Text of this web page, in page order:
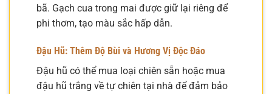
bã. Gạch cua trong mai được giữ lại riêng để
phi thơm, tạo màu sắc hấp dẫn.
Đậu Hũ: Thêm Độ Bùi và Hương Vị Độc Đáo
Đậu hũ có thể mua loại chiên sẵn hoặc mua
đậu hũ trắng về tự chiên tại nhà để đảm bảo